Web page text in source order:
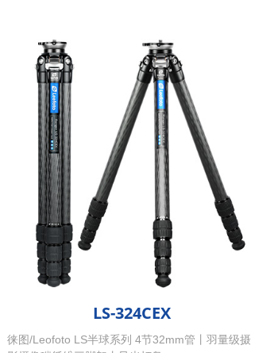
LS-324CEX
徕图/Leofoto LS半球系列 4节32mm管丨羽量级摄